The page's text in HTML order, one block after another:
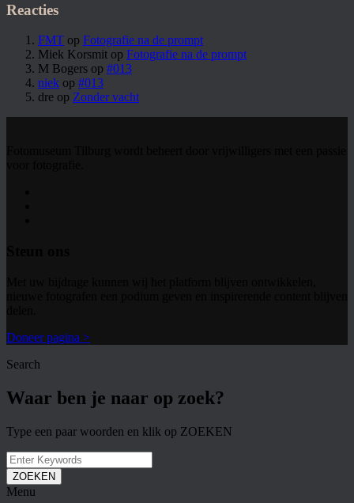
Reacties
FMT op Fotografie na de prompt
Miek Korsmit op Fotografie na de prompt
M Bogers op #013
niek op #013
dre op Zonder vacht
Doneer pagina >
Search
Waar ben je naar op zoek?
Type een paar woorden en klik op ZOEKEN
ZOEKEN
Menu